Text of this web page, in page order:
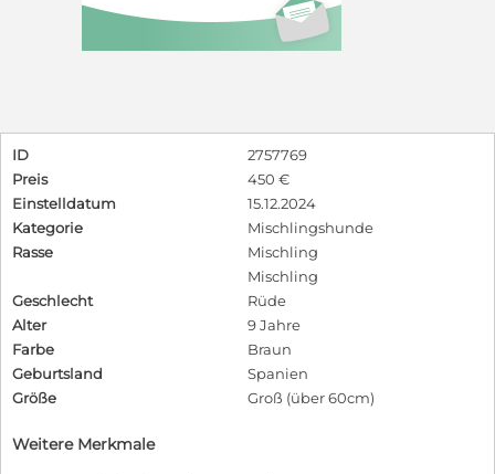
ID
2757769
Preis
450 €
Einstelldatum
15.12.2024
Kategorie
Mischlingshunde
Rasse
Mischling
Mischling
Geschlecht
Rüde
Alter
9 Jahre
Farbe
Braun
Geburtsland
Spanien
Größe
Groß (über 60cm)
Weitere Merkmale